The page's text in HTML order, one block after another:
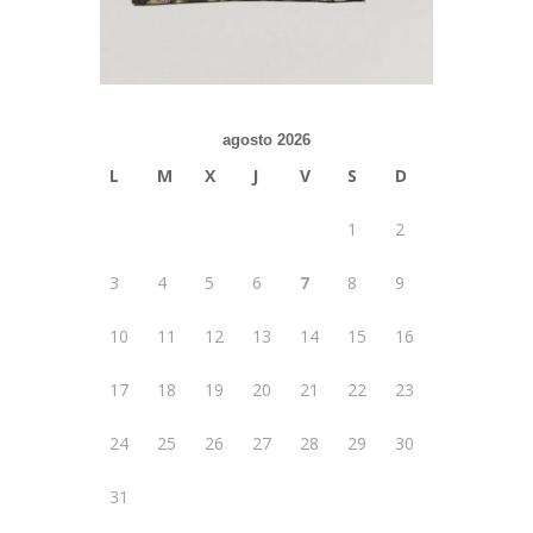
agosto 2026
L M X J V S D
1 2
3 4 5 6 7 8 9
10 11 12 13 14 15 16
17 18 19 20 21 22 23
24 25 26 27 28 29 30
31